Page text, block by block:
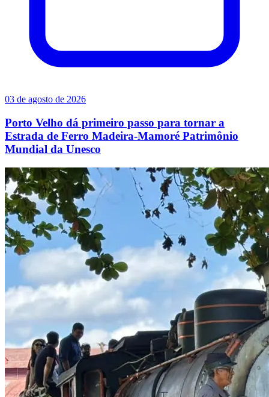
03 de agosto de 2026
Porto Velho dá primeiro passo para tornar a
Estrada de Ferro Madeira-Mamoré Patrimônio
Mundial da Unesco